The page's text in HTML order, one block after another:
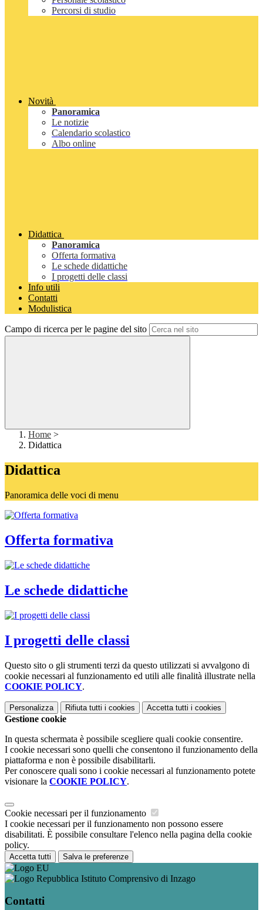
Percorsi di studio
Novità
Panoramica
Le notizie
Calendario scolastico
Albo online
Didattica
Panoramica
Offerta formativa
Le schede didattiche
I progetti delle classi
Info utili
Contatti
Modulistica
Campo di ricerca per le pagine del sito
Home >
Didattica
Didattica
Panoramica delle voci di menu
Offerta formativa
Le schede didattiche
I progetti delle classi
Questo sito o gli strumenti terzi da questo utilizzati si avvalgono di
cookie necessari al funzionamento ed utili alle finalità illustrate nella
COOKIE POLICY.
Personalizza Rifiuta tutti i cookies Accetta tutti i cookies
Gestione cookie
In questa schermata è possibile scegliere quali cookie consentire.
I cookie necessari sono quelli che consentono il funzionamento della
piattaforma e non è possibile disabilitarli.
Per conoscere quali sono i cookie necessari al funzionamento potete
visionare la COOKIE POLICY.
Cookie necessari per il funzionamento
I cookie necessari per il funzionamento non possono essere
disabilitati. È possibile consultare l'elenco nella pagina della cookie
policy.
Accetta tutti Salva le preferenze
Istituto Comprensivo di Inzago
Contatti